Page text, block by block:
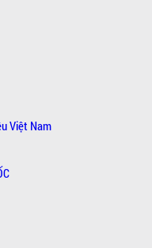
Việt Nam